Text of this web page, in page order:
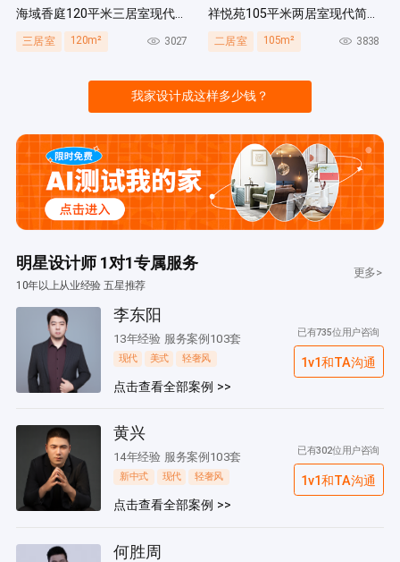
海域香庭120平米三居室现代简约风装修案例
三居室 120m² 3027
祥悦苑105平米两居室现代简约风装修案例
二居室 105m² 3838
我家设计成这样多少钱？
明星设计师 1对1专属服务
10年以上从业经验 五星推荐
更多>
李东阳
13年经验 服务案例103套
现代 美式 轻奢风
点击查看全部案例 >>
已有735位用户咨询
1v1和TA沟通
黄兴
14年经验 服务案例103套
新中式 现代 轻奢风
点击查看全部案例 >>
已有302位用户咨询
1v1和TA沟通
何胜周